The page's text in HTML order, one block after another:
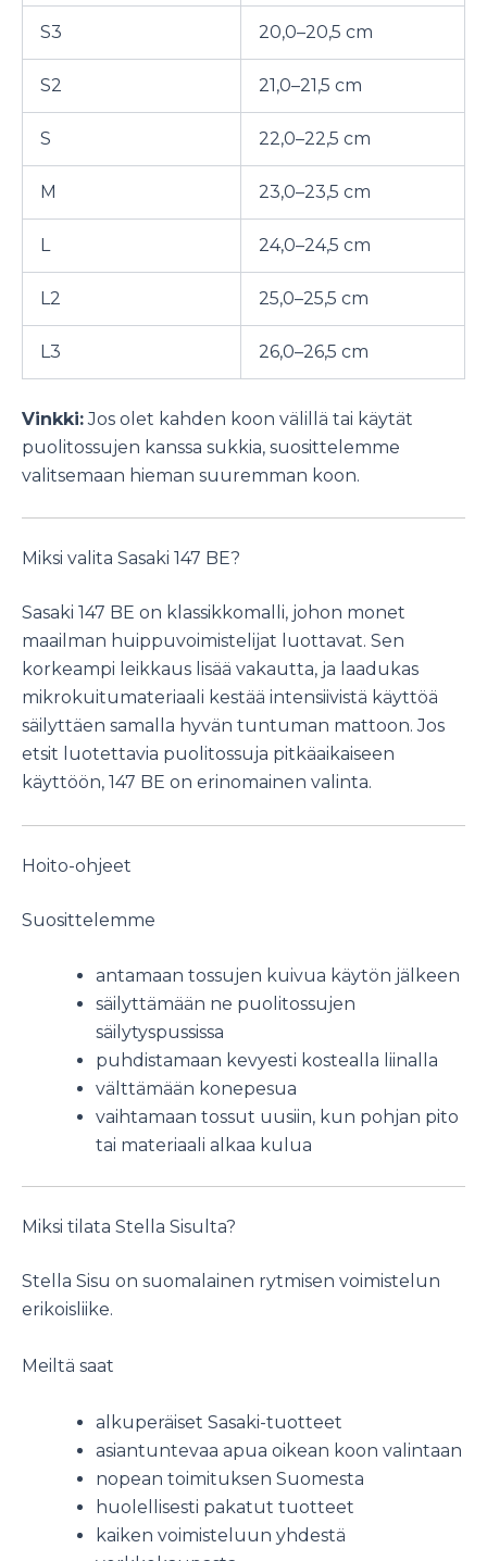
S3 20,0–20,5 cm
S2 21,0–21,5 cm
S 22,0–22,5 cm
M 23,0–23,5 cm
L 24,0–24,5 cm
L2 25,0–25,5 cm
L3 26,0–26,5 cm
Vinkki:Jos olet kahden koon välillä tai käytät
puolitossujen kanssa sukkia, suosittelemme
valitsemaan hieman suuremman koon.
Miksi valita Sasaki 147 BE?
Sasaki 147 BE on klassikkomalli, johon monet
maailman huippuvoimistelijat luottavat. Sen
korkeampi leikkaus lisää vakautta, ja laadukas
mikrokuitumateriaali kestää intensiivistä käyttöä
säilyttäen samalla hyvän tuntuman mattoon. Jos
etsit luotettavia puolitossuja pitkäaikaiseen
käyttöön, 147 BE on erinomainen valinta.
Hoito-ohjeet
Suosittelemme
antamaan tossujen kuivua käytön jälkeen
säilyttämään ne puolitossujen
säilytyspussissa
puhdistamaan kevyesti kostealla liinalla
välttämään konepesua
vaihtamaan tossut uusiin, kun pohjan pito
tai materiaali alkaa kulua
Miksi tilata Stella Sisulta?
Stella Sisu on suomalainen rytmisen voimistelun
erikoisliike.
Meiltä saat
alkuperäiset Sasaki-tuotteet
asiantuntevaa apua oikean koon valintaan
nopean toimituksen Suomesta
huolellisesti pakatut tuotteet
kaiken voimisteluun yhdestä